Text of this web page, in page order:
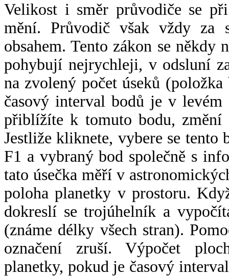
Velikost i směr průvodiče se
mění. Průvodič však vždy za
obsahem. Tento zákon se někdy
pohybují nejrychleji, v odsluní
na zvolený počet úseků
časový interval bodů je v
přiblížíte k tomuto bodu,
Jestliže kliknete, vybere se tento
F1 a vybraný bod společně s
tato úsečka měří v
poloha planetky v prostoru.
dokreslí se trojúhelník a
(známe délky všech stran).
označení zruší. Výpočet
planetky, pokud je časový